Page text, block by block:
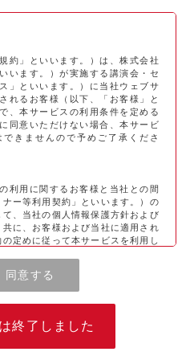
約」といいます。）は、株式会社
います。）が実施する講演会・セ
」といいます。）に当社ウェブサ
れるお客様（以下、「お客様」と
、本サービスの利用条件を定める
同意いただけない場合、本サービ
きませんので予めご了承くださ
利用に関するお客様と当社との間
ー等利用契約」といいます。）の
、当社の個人情報保護方針および
に、お客様および当社に適用され
定めに従って本サービスを利用し
ービスには、当社が別途提供する
員であることを申込みの条件とす
た、有料のものも含まれます。な
は、当社が医療関係者等（医療関
消費者）を対象として提供するサ
同意する
終了しました